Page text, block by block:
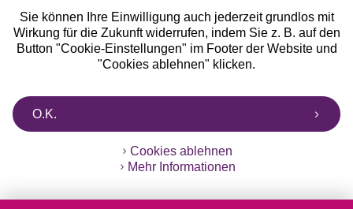
Sie können Ihre Einwilligung auch jederzeit grundlos mit
Wirkung für die Zukunft widerrufen, indem Sie z. B. auf den
Button "Cookie-Einstellungen" im Footer der Website und
"Cookies ablehnen" klicken.
O.K.
Cookies ablehnen
Mehr Informationen